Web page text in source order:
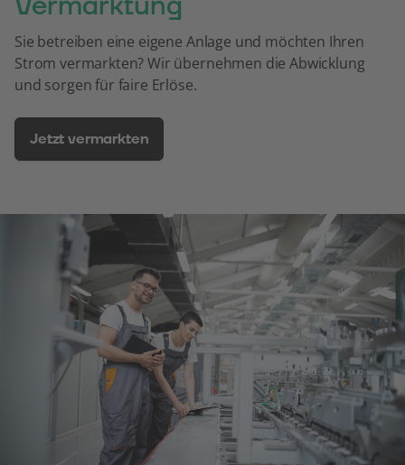
Sie betreiben eine eigene Anlage und möchten Ihren
Strom vermarkten? Wir übernehmen die Abwicklung
und sorgen für faire Erlöse.
Jetzt vermarkten